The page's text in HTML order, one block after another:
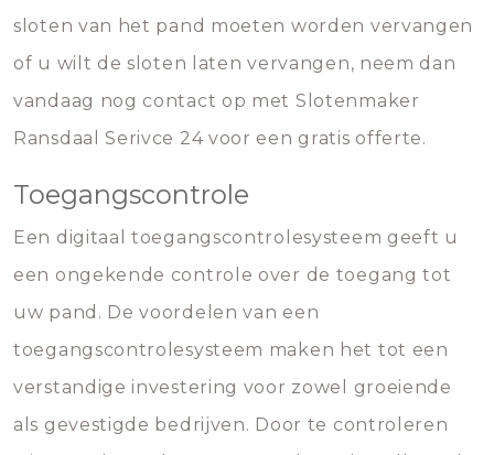
sloten van het pand moeten worden vervangen
of u wilt de sloten laten vervangen, neem dan
vandaag nog contact op met Slotenmaker
Ransdaal Serivce 24 voor een gratis offerte.
Toegangscontrole
Een digitaal toegangscontrolesysteem geeft u
een ongekende controle over de toegang tot
uw pand. De voordelen van een
toegangscontrolesysteem maken het tot een
verstandige investering voor zowel groeiende
als gevestigde bedrijven. Door te controleren